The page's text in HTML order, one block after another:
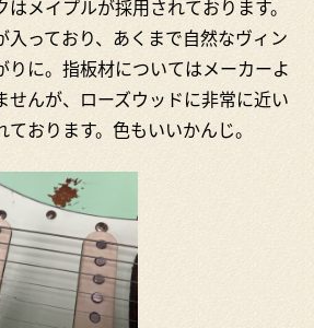
メイプルが採用されております。
入っており、あくまで自然なヴィン
りに。指板材についてはメーカーよ
せんが、ローズウッドに非常に近い
おります。色もいいかんじ。